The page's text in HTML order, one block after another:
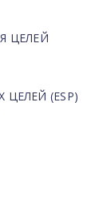
ЦЕЛЕЙ
(ESP)